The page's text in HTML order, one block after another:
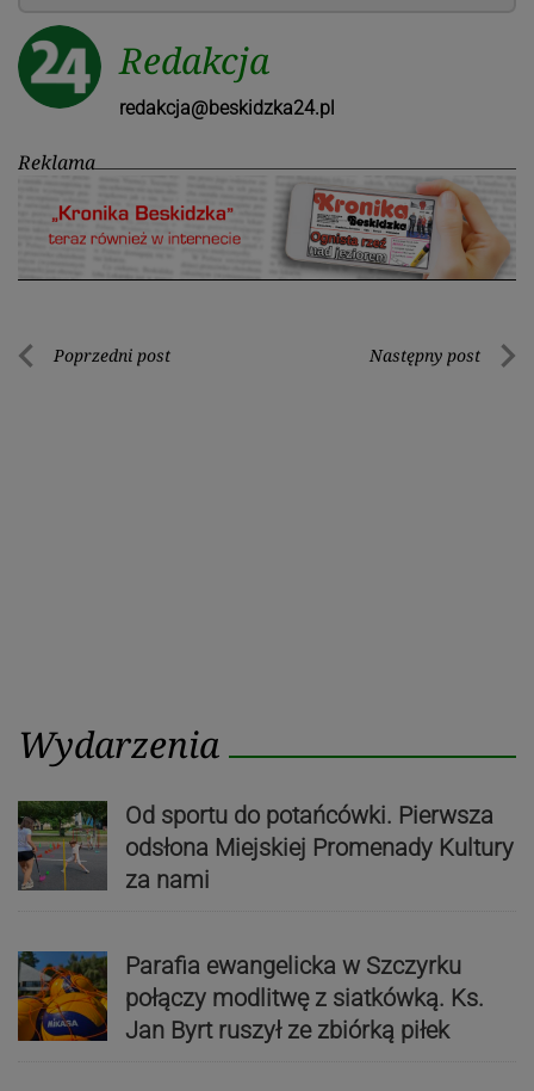
Redakcja
redakcja@beskidzka24.pl
Reklama
Nawigacja
Poprzedni post Następny post
Wydarzenia
Od sportu do potańcówki. Pierwsza
odsłona Miejskiej Promenady Kultury
za nami
Parafia ewangelicka w Szczyrku
połączy modlitwę z siatkówką. Ks.
Jan Byrt ruszył ze zbiórką piłek